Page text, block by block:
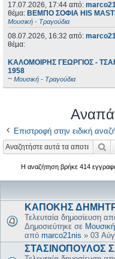
17.07.2026, 17:44 από:
θέμα: ΒΕΜΠΟ ΣΟΦΙΑ HIS
Μουσική - Τραγούδια
08.07.2026, 16:32 από:
θέμα:
ΚΑΛΟΜΟΙΡΗΣ ΓΕΩΡΓΙΟΣ -
1958
~ Μουσική - Τραγούδια
Επιστροφή στην ειδική
Η αναζήτηση βρήκε 414
ΚΑΠΟΚΗΣ
Τελευταία δημοσίευση
Δημοσιεύτηκε σε
από marco21nis » 03
ΣΤΑΣΙΝΟΠΟΥΛΟΣ